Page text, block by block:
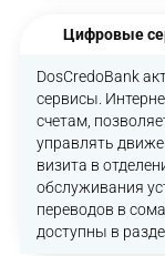
Цифровые
DosCredoBank
сервисы.
счетам,
управлять
визита в
обслуживания
переводов в
доступны в